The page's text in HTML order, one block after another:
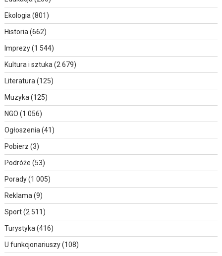
Ekologia (801)
Historia (662)
Imprezy(1 544)
Kultura i sztuka (2 679)
Literatura (125)
Muzyka (125)
NGO (1 056)
Ogłoszenia (41)
Pobierz (3)
Podróże (53)
Porady(1 005)
Reklama (9)
Sport(2 511)
Turystyka (416)
U funkcjonariuszy(108)